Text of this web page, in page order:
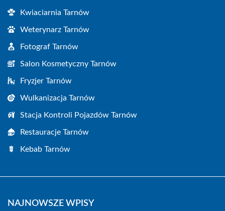
Kwiaciarnia Tarnów
Weterynarz Tarnów
Fotograf Tarnów
Salon Kosmetyczny Tarnów
Fryzjer Tarnów
Wulkanizacja Tarnów
Stacja Kontroli Pojazdów Tarnów
Restauracje Tarnów
Kebab Tarnów
NAJNOWSZE WPISY